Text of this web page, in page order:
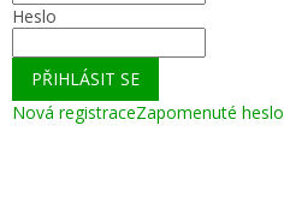
Heslo
PŘIHLÁSIT SE
Nová registraceZapomenuté heslo